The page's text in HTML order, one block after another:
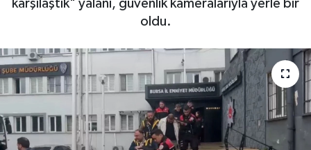
karşılaştık" yalanı, güvenlik kameralarıyla yerle bir
oldu.
Magazin
Siyaset
Türkiye